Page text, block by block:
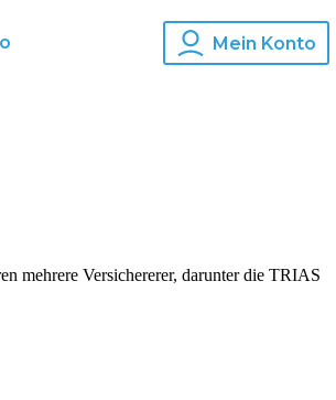
Mein Konto
mehrere Versichererer, darunter die TRIAS